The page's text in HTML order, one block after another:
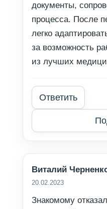
документы,
процесса. После
легко
за возможность
из лучших
Ответить
Виталий
20.02.2023
Знакомому